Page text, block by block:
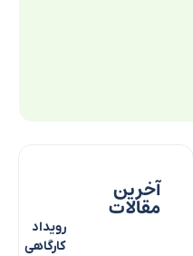
آخرین
مقالات
رویداد
کارگاهی